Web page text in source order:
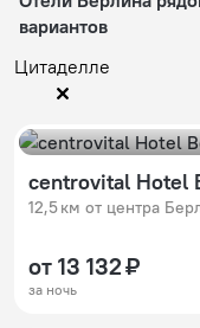
вариантов
Цитаделле
centrovital Hotel
12,5 км от центра
от 13 132 ₽
за ночь